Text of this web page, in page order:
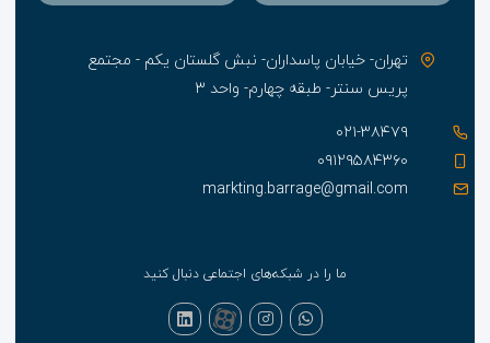
تهران- خیابان پاسداران- نبش گلستان یکم - مجتمع
پریس سنتر- طبقه چهارم- واحد ۳
۰۲۱-۳۸۴۷۹
۰۹۱۲۹۵۸۴۳۶۰
markting.barrage@gmail.com
ما را در شبکه‌های اجتماعی دنبال کنید